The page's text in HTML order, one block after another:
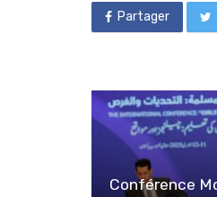
Partager
Conférence